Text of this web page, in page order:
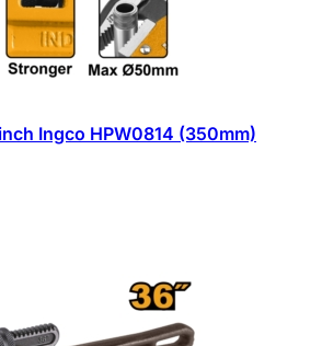
Ingco HPW0814 (350mm)